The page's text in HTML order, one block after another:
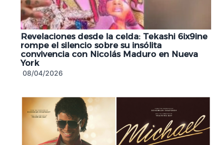
Revelaciones desde la celda: Tekashi 6ix9ine
rompe el silencio sobre su insólita
convivencia con Nicolás Maduro en Nueva
York
08/04/2026